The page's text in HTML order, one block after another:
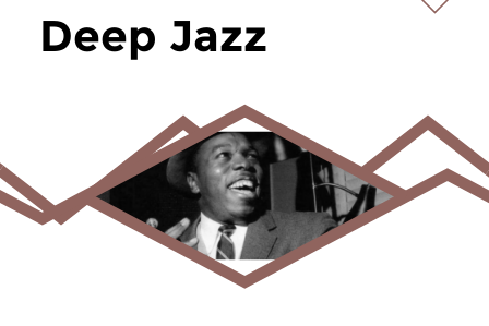
Deep Jazz